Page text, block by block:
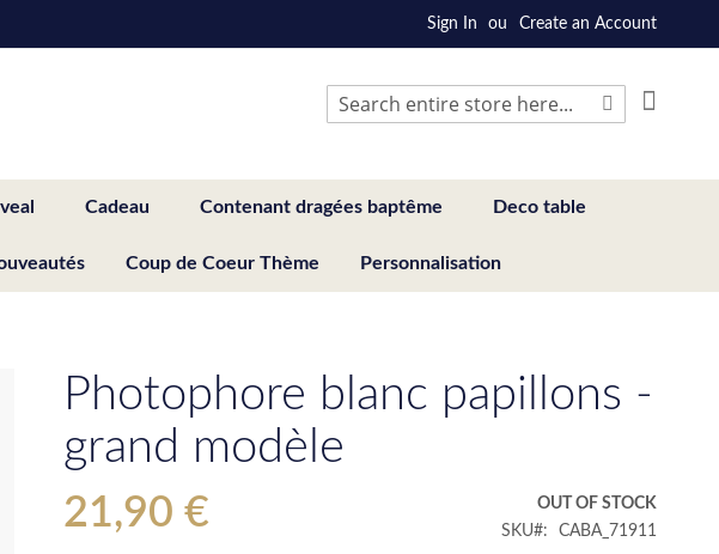
Sign In Create an Account
Search
Cadeau Contenant dragées baptême Deco table
Coup de Coeur Thème Personnalisation
Photophore blanc papillons -
grand modèle
21,90 €
OUT OF STOCK
SKU
CABA_71911